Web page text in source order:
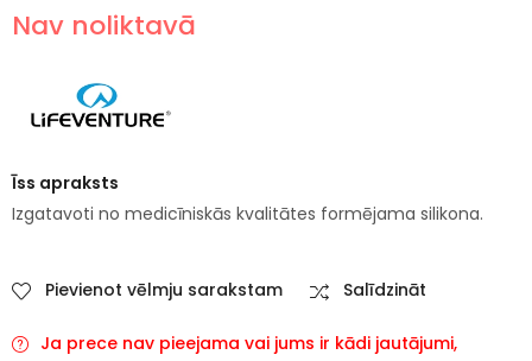
Nav noliktavā
Īss apraksts
Izgatavoti no medicīniskās kvalitātes formējama silikona.
Pievienot vēlmju sarakstam Salīdzināt
Ja prece nav pieejama vai jums ir kādi jautājumi,